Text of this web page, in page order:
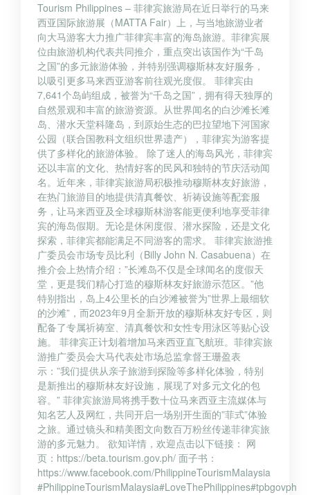
Tourism Philippines – 菲律宾旅游局在近日举行的马来
西亚国际旅游展（MATTA Fair）上，与当地旅游业者
向大马游客大力推广菲律宾丰富的海岛旅游。菲律宾展
位由旅游机构代表共同推介，重点突出该国作为“千岛
之国”的多元旅游体验，并特别强调穆斯林友好服务，
以吸引更多马来西亚游客前往观光度假。 菲律宾由
7,641个岛屿组成，被誉为“千岛之国”，拥有得天独厚的
自然景观和丰富的旅游资源。从世界闻名的白沙滩长滩
岛、潜水天堂科隆岛，到原始生态的巴拉望地下河国家
公园（联合国教科文组织世界遗产），菲律宾为游客提
供了多样化的旅游体验。 除了迷人的海岛风光，菲律宾
还以丰富的文化、热情好客的民风和独特的节庆活动闻
名。近年来，菲律宾旅游局积极推动穆斯林友好旅游，
在热门旅游目的地提供清真餐饮、祈祷设施等配套服
务，让马来西亚及全球穆斯林游客能更便利地享受菲律
宾的海岛假期。无论是休闲度假、潜水探险，还是文化
探索，菲律宾都能满足不同游客的需求。 菲律宾旅游推
广委员会市场专员比利（Billy John N. Casabuena）在
推介会上热情介绍：”长滩岛不仅是全球闻名的度假天
堂，更是我们精心打造的穆斯林友好旅游示范区。”他
特别指出，岛上4公里长的白沙滩被誉为”世界上最细软
的沙滩”，而2023年9月全新开放的穆斯林友好专区，则
配备了专属祈祷室、清真餐饮和女性专用泳区等贴心设
施。 菲律宾正计划着增加马来西亚直飞航班。菲律宾旅
游推广委员会大马代表处市场总监拿督王珊盈表
示：”我们提供从亲子旅游到探险等多样化体验，特别
是新推出的穆斯林友好设施，展现了对多元文化的包
容。” 菲律宾旅游局将携手数十位马来西亚主流媒体与
知名艺人及网红，共同开启一场别开生面的”菲式”体验
之旅。通过镜头和精美图文向数百万粉丝传递菲律宾旅
游的多元魅力。 欲知详情，欢迎点击以下链接： 网
页：https://beta.tourism.gov.ph/ 面子书：
https://www.facebook.com/PhilippineTourismMalaysia
#PhilippineTourismMalaysia#LoveThePhilippines#tpbgovph